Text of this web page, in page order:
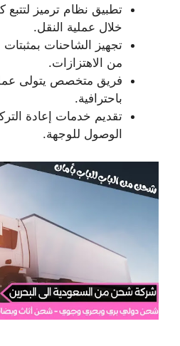
تطبيق نظام ترميز
خلال عملية النقل.
تجهيز الشاحنات بمثبتات
من الاهتزازات.
فريق متخصص يتولى
باحترافية.
تقديم خدمات إعادة
الوصول للوجهة.